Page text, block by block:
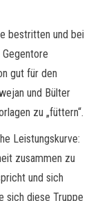
bestritten und bei
gut für den
und Bülter
zu „füttern“.
Leistungskurve:
zusammen zu
und sich
sich diese Truppe